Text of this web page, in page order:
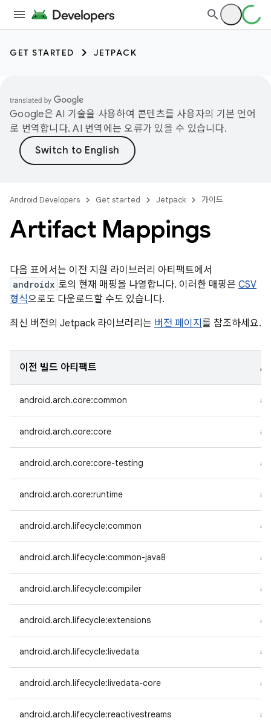
GET STARTED JETPACK
Google은 AI 기술을 사용하여 콘텐츠를 사용자의 기본 언어
로 번역합니다. AI 번역에는 오류가 있을 수 있습니다.
Android Developers Get started Jetpack 가이드
Artifact Mappings
다음 표에서는 이전 지원 라이브러리 아티팩트에서
androidx 로의 현재 매핑을 나열합니다. 이러한 매핑은 CSV
형식으로도 다운로드할 수도 있습니다.
최신 버전의 Jetpack 라이브러리는 버전 페이지 를 참조하세요.
이전 빌드 아티팩트
android.arch.core:common
android.arch.core:core
android.arch.core:core-testing
android.arch.core:runtime
android.arch.lifecycle:common
android.arch.lifecycle:common-java8
android.arch.lifecycle:compiler
android.arch.lifecycle:extensions
android.arch.lifecycle:livedata
android.arch.lifecycle:livedata-core
android.arch.lifecycle:reactivestreams